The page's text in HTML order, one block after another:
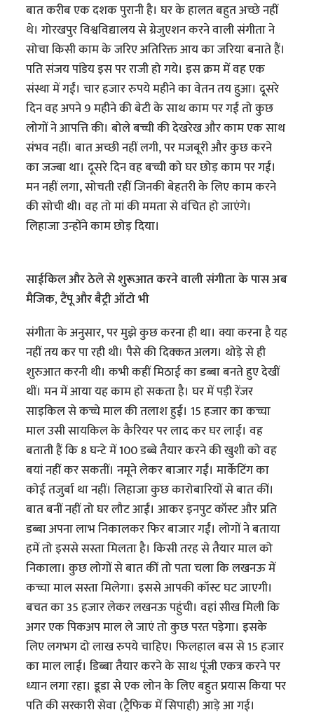
बात करीब एक दशक पुरानी है। घर के हालत बहुत अच्छे नहीं
थे। गोरखपुर विश्वविद्यालय से ग्रेजुएशन करने वाली संगीता ने
सोचा किसी काम के जरिए अतिरिक्त आय का जरिया बनाते हैं।
पति संजय पांडेय इस पर राजी हो गये। इस क्रम में वह एक
संस्था में गईं। चार हजार रुपये महीने का वेतन तय हुआ। दूसरे
दिन वह अपने 9 महीने की बेटी के साथ काम पर गईं तो कुछ
लोगों ने आपत्ति की। बोले बच्ची की देखरेख और काम एक साथ
संभव नहीं। बात अच्छी नहीं लगी, पर मजबूरी और कुछ करने
का जज्बा था। दूसरे दिन वह बच्ची को घर छोड़ काम पर गईं।
मन नहीं लगा, सोचती रहीं जिनकी बेहतरी के लिए काम करने
की सोची थी। वह तो मां की ममता से वंचित हो जाएंगे।
लिहाजा उन्होंने काम छोड़ दिया।
साईकिल और ठेले से शुरूआत करने वाली संगीता के पास अब
मैजिक, टैंपू और बैट्री ऑटो भी
संगीता के अनुसार, पर मुझे कुछ करना ही था। क्या करना है यह
नहीं तय कर पा रही थी। पैसे की दिक्कत अलग। थोड़े से ही
शुरुआत करनी थी। कभी कहीं मिठाई का डब्बा बनते हुए देखीं
थीं। मन में आया यह काम हो सकता है। घर में पड़ी रेंजर
साइकिल से कच्चे माल की तलाश हुई। 15 हजार का कच्चा
माल उसी सायकिल के कैरियर पर लाद कर घर लाई। वह
बताती हैं कि 8 घन्टे में 100 डब्बे तैयार करने की खुशी को वह
बयां नहीं कर सकतीं। नमूने लेकर बाजार गईं। मार्केटिंग का
कोई तजुर्बा था नहीं। लिहाजा कुछ कारोबारियों से बात कीं।
बात बनीं नहीं तो घर लौट आईं। आकर इनपुट कॉस्ट और प्रति
डब्बा अपना लाभ निकालकर फिर बाजार गईं। लोगों ने बताया
हमें तो इससे सस्ता मिलता है। किसी तरह से तैयार माल को
निकाला। कुछ लोगों से बात कीं तो पता चला कि लखनऊ में
कच्चा माल सस्ता मिलेगा। इससे आपकी कॉस्ट घट जाएगी।
बचत का 35 हजार लेकर लखनऊ पहुंची। वहां सीख मिली कि
अगर एक पिकअप माल ले जाएं तो कुछ परत पड़ेगा। इसके
लिए लगभग दो लाख रुपये चाहिए। फिलहाल बस से 15 हजार
का माल लाई। डिब्बा तैयार करने के साथ पूंजी एकत्र करने पर
ध्यान लगा रहा। डूडा से एक लोन के लिए बहुत प्रयास किया पर
पति की सरकारी सेवा (ट्रैफिक में सिपाही) आड़े आ गई।